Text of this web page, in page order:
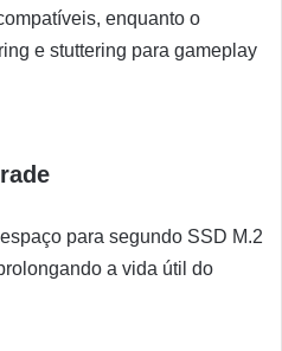
enquanto o
e stuttering para gameplay
para segundo SSD M.2
a vida útil do